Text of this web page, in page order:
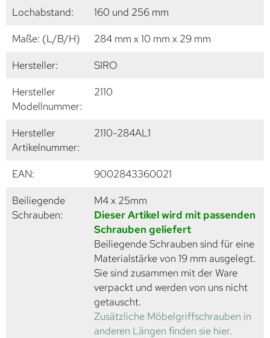
Lochabstand:
160 und 256 mm
Maße: (L/B/H)
284 mm x 10 mm x 29 mm
Hersteller:
SIRO
Hersteller
Modellnummer:
2110
Hersteller
Artikelnummer:
2110-284AL1
EAN:
9002843360021
Beiliegende
Schrauben:
M4 x 25mm
Dieser Artikel wird mit passenden
Schrauben geliefert
Beiliegende Schrauben sind für eine
Materialstärke von 19 mm ausgelegt.
Sie sind zusammen mit der Ware
verpackt und werden von uns nicht
getauscht.
Zusätzliche Möbelgriffschrauben in
anderen Längen finden sie hier.